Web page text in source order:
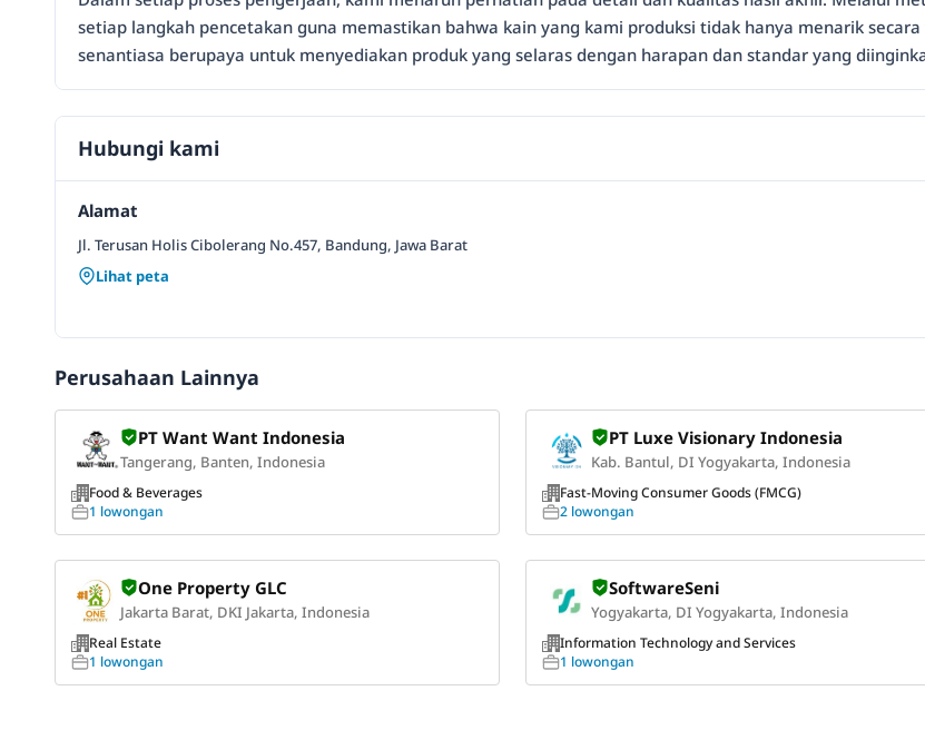
setiap langkah pencetakan guna memastikan bahwa kain yang kami produksi tidak hanya menarik
senantiasa berupaya untuk menyediakan produk yang selaras dengan harapan dan standar yang
Hubungi kami
Alamat
Jl. Terusan Holis Cibolerang No.457, Bandung, Jawa Barat
Lihat peta
Perusahaan Lainnya
PT Want Want Indonesia
Tangerang, Banten, Indonesia
Food & Beverages
1 lowongan
PT Luxe Visionary Indonesia
Kab. Bantul, DI Yogyakarta, Indonesia
Fast-Moving Consumer Goods (FMCG)
2 lowongan
One Property GLC
Jakarta Barat, DKI Jakarta, Indonesia
Real Estate
1 lowongan
SoftwareSeni
Yogyakarta, DI Yogyakarta, Indonesia
Information Technology and Services
1 lowongan